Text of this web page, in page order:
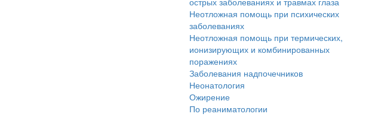
Неотложная помощь при психических
заболеваниях
Неотложная помощь при термических,
ионизирующих и комбинированных
поражениях
Заболевания надпочечников
Неонатология
Ожирение
По реаниматологии